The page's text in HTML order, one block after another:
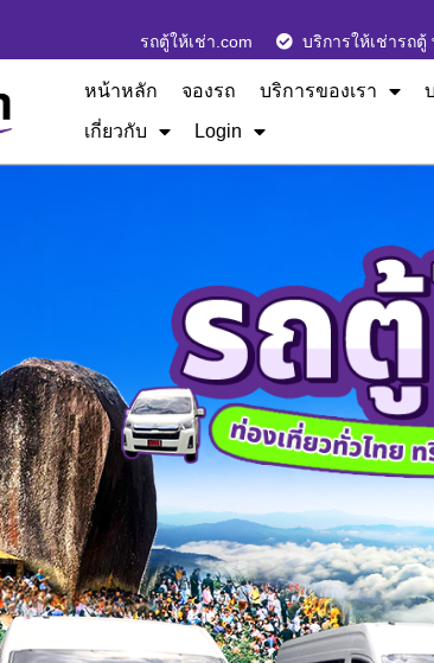
รถตู้ให้เช่า.com บริการให้เช่ารถ
หน้าหลัก จองรถ บริการของเรา
เกี่ยวกับ
Login